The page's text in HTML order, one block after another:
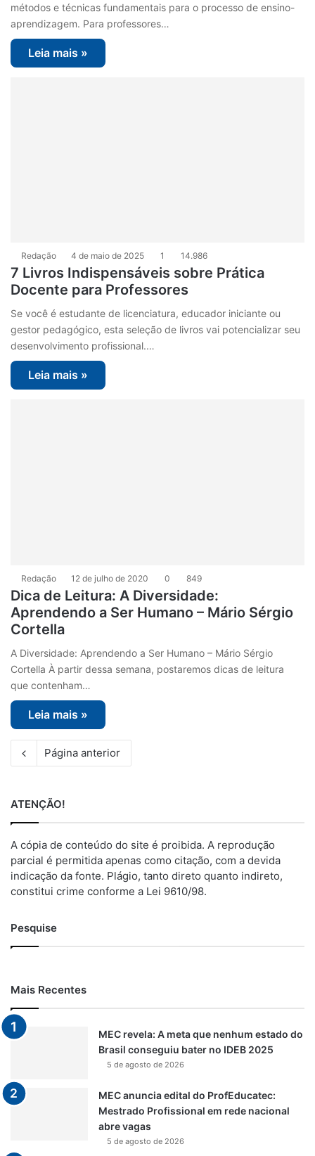
métodos e técnicas fundamentais para o processo de ensino-
aprendizagem. Para professores…
Leia mais »
Redação 4 de maio de 2025 1 14.986
7 Livros Indispensáveis sobre Prática
Docente para Professores
Se você é estudante de licenciatura, educador iniciante ou
gestor pedagógico, esta seleção de livros vai potencializar seu
desenvolvimento profissional.…
Leia mais »
Redação 12 de julho de 2020 0 849
Dica de Leitura: A Diversidade:
Aprendendo a Ser Humano – Mário Sérgio
Cortella
A Diversidade: Aprendendo a Ser Humano – Mário Sérgio
Cortella À partir dessa semana, postaremos dicas de leitura
que contenham…
Leia mais »
Página anterior
ATENÇÃO!
A cópia de conteúdo do site é proibida. A reprodução
parcial é permitida apenas como citação, com a devida
indicação da fonte. Plágio, tanto direto quanto indireto,
constitui crime conforme a Lei 9610/98.
Pesquise
Mais Recentes
MEC revela: A meta que nenhum estado do
Brasil conseguiu bater no IDEB 2025
5 de agosto de 2026
MEC anuncia edital do ProfEducatec:
Mestrado Profissional em rede nacional
abre vagas
5 de agosto de 2026